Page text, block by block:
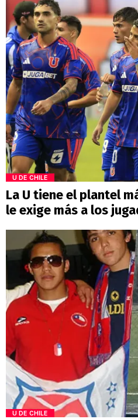
U DE CHILE
La U tiene el plantel
le exige más a los
U DE CHILE